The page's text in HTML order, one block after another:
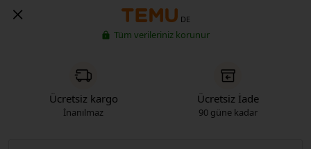
DE
Tüm verileriniz korunur
Ücretsiz kargo
İnanılmaz
Ücretsiz İade
90 güne kadar